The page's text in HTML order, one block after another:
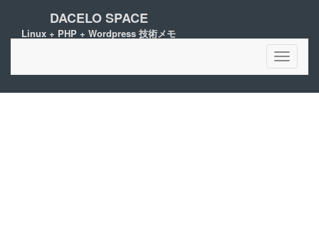
DACELO SPACE
Linux + PHP + Wordpress 技術メモ